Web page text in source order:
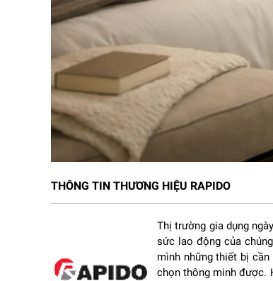
Thiết kế hiện đại, sang trọng phù hợp nhiều
Quạt đứng điện tử Rapido RWF-20AHD–1
giúp sản phẩm dễ dàng kết hợp với
THÔNG TIN THƯƠNG HIỆU RAPIDO
Thị trường gia dụng
sức lao động của
mình những thiết bị
chọn thông minh được.